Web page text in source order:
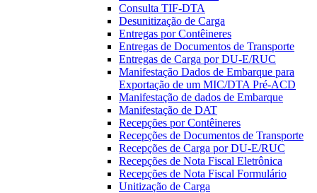
Consulta TIF-DTA
Desunitização de Carga
Entregas por Contêineres
Entregas de Documentos de Transporte
Entregas de Carga por DU-E/RUC
Manifestação Dados de Embarque para
Exportação de um MIC/DTA Pré-ACD
Manifestação de dados de Embarque
Manifestação de DAT
Recepções por Contêineres
Recepções de Documentos de Transporte
Recepções de Carga por DU-E/RUC
Recepções de Nota Fiscal Eletrônica
Recepções de Nota Fiscal Formulário
Unitização de Carga